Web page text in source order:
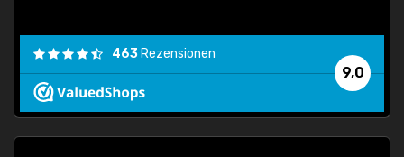
9,0
463 Rezensionen